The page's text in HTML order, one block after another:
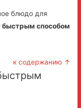
блюдо для
быстрым способом
к содержанию ↑